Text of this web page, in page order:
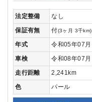
法定整備
なし
保証有無
付(3ヶ月 3千km)
年式
令和05年07月
車検
令和08年07月
走行距離
2,241km
色
パール